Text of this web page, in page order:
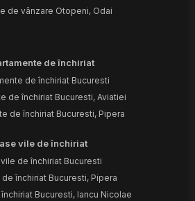
de vânzare Otopeni, Odai
de închiriat
de închiriat Bucuresti
de închiriat Bucuresti, Aviatiei
de închiriat Bucuresti, Pipera
vile de închiriat
de închiriat Bucuresti
închiriat Bucuresti, Pipera
Bucuresti, Iancu Nicolae